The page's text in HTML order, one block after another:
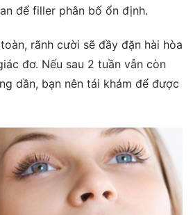
để filler phân bố ổn định.
rãnh cười sẽ đầy đặn hài hòa
đơ. Nếu sau 2 tuần vẫn còn
dần, bạn nên tái khám để được